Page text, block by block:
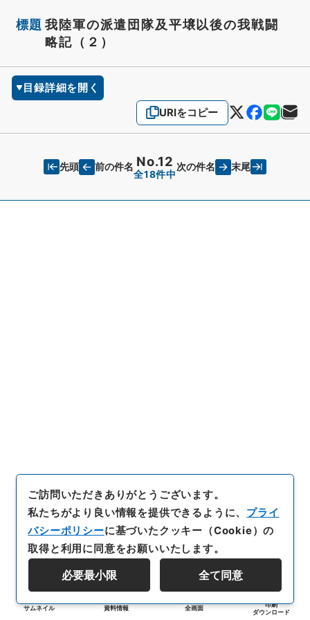
標題 我陸軍の派遣団隊及平壌以後の我戦闘
略記（２）
目録詳細を開く
URIをコピー
先頭 前の件名 No.12
全18件中
次の件名 末尾
サムネイル 資料情報 全画面
印刷
ダウンロード
ご訪問いただきありがとうございます。
私たちがより良い情報を提供できるように、 プライ
バシーポリシーに基づいたクッキー（Cookie）の
取得と利用に同意をお願いいたします。
必要最小限 全て同意